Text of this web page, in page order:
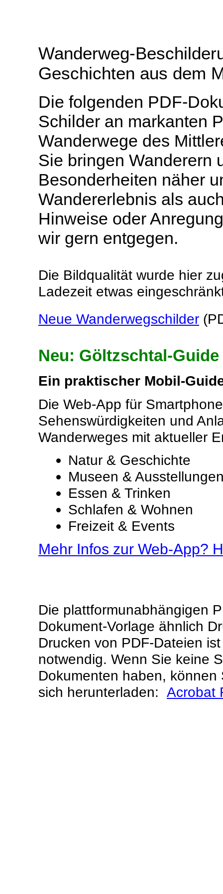
Wanderweg-
Geschichten aus dem
Die folgenden PDF-
Schilder an markanten
Wanderwege des
Sie bringen Wanderern
Besonderheiten näher
Wandererlebnis als
Hinweise oder
wir gern entgegen.
Die Bildqualität wurde hier
Ladezeit etwas
Neue Wanderwegschilder
Neu: Göltzschtal-Guide
Ein praktischer Mobil-
Die Web-App für
Sehenswürdigkeiten und
Wanderweges mit aktueller
Natur & Geschichte
Museen &
Essen & Trinken
Schlafen & Wohnen
Freizeit & Events
Mehr Infos zur Web-App?
Die plattformunabhängigen
Dokument-Vorlage ähnlich
Drucken von PDF-Dateien
notwendig. Wenn Sie keine
Dokumenten haben,
sich herunterladen: Acrobat